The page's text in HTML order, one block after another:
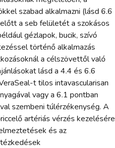
szabad alkalmazni (lásd 6.6
a seb felületét a szokásos
gézlapok, bucik, szívó
történő alkalmazás
a célszövettől való
lásd a 4.4 és 6.6
t tilos intavascularisan
vagy a 6.1 pontban
szembeni túlérzékenység. A
artériás vérzés kezelésére
és az